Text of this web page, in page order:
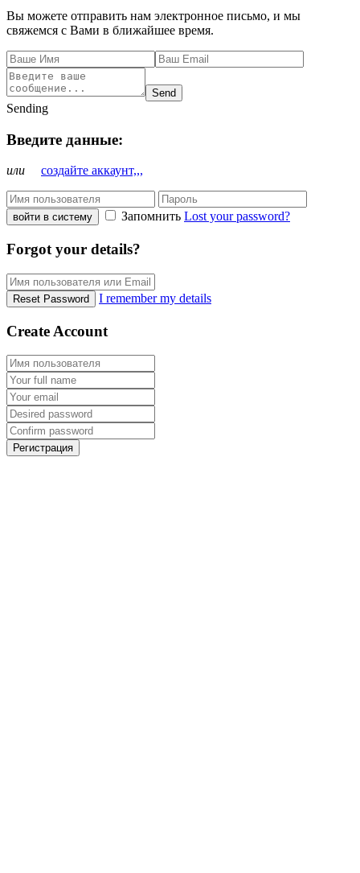
Вы можете отправить нам электронное письмо, и мы
свяжемся с Вами в ближайшее время.
Send
Sending
Введите данные:
или создайте аккаунт,,,
войти в систему Запомнить Lost your password?
Forgot your details?
Reset Password I remember my details
Create Account
Регистрация